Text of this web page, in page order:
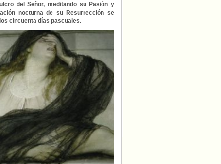
del Señor, meditando su Pasión y
nocturna de su Resurrección se
cincuenta días pascuales.